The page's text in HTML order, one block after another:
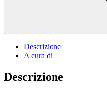
Descrizione
A cura di
Descrizione